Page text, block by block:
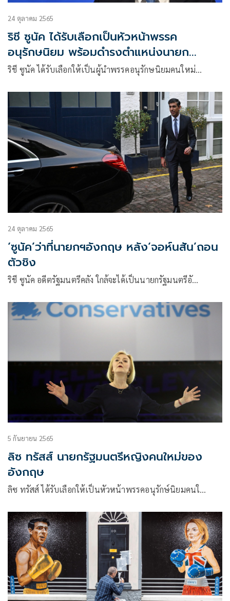
24 ตุลาคม 2565
ริชี ซูนัค ได้รับเลือกเป็นหัวหน้าพรรค
อนุรักษนิยม พร้อมดำรงตำแหน่งนายก
รัฐมนตรีคนใหม่ของอังกฤษ
ริชี ซูนัค ได้รับเลือกให้เป็นผู้นำพรรคอนุรักษนิยมคนใหม่…
24 ตุลาคม 2565
‘ซูนัค’ว่าที่นายกฯอังกฤษ หลัง‘จอห์นสัน’ถอน
ตัวชิง
ริชี ซูนัค อดีตรัฐมนตรีคลัง ใกล้จะได้เป็นนายกรัฐมนตรีอั…
5 กันยายน 2565
ลิซ ทรัสส์ นายกรัฐมนตรีหญิงคนใหม่ของ
อังกฤษ
ลิซ ทรัสส์ ได้รับเลือกให้เป็นหัวหน้าพรรคอนุรักษ์นิยมคนใ…